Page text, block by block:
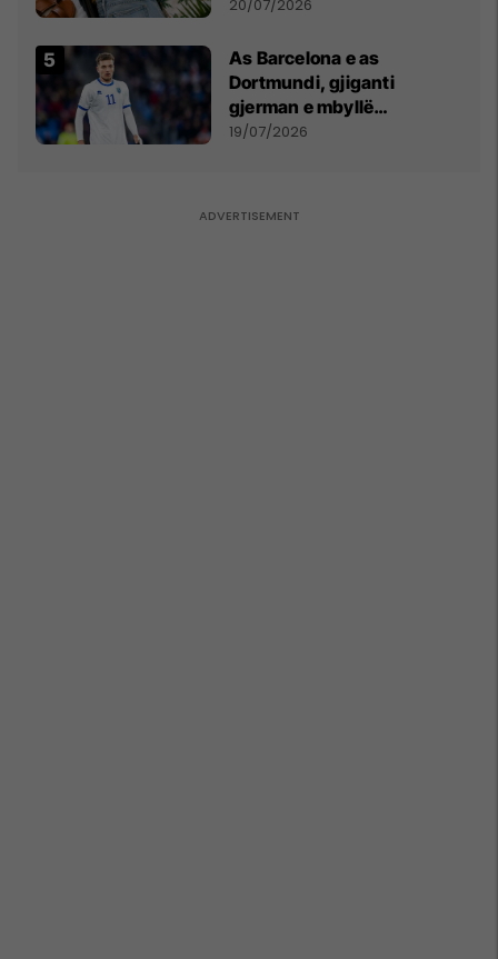
20/07/2026
As Barcelona e as
Dortmundi, gjiganti
gjerman e mbyllë
marrëveshjen për Fisnik
19/07/2026